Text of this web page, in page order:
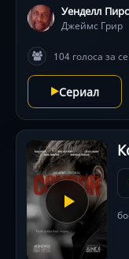
Уенделл Пирс
Джеймс Грир
104 голоса за
Сериал